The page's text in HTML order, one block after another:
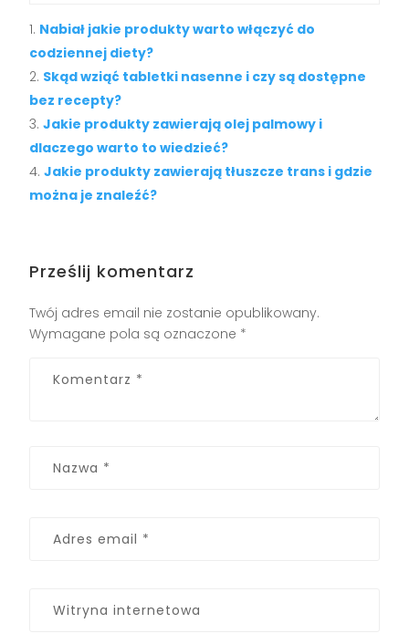
Nabiał jakie produkty warto włączyć do
codziennej diety?
Skąd wziąć tabletki nasenne i czy są dostępne
bez recepty?
Jakie produkty zawierają olej palmowy i
dlaczego warto to wiedzieć?
Jakie produkty zawierają tłuszcze trans i gdzie
można je znaleźć?
Prześlij komentarz
Twój adres email nie zostanie opublikowany.
Wymagane pola są oznaczone *